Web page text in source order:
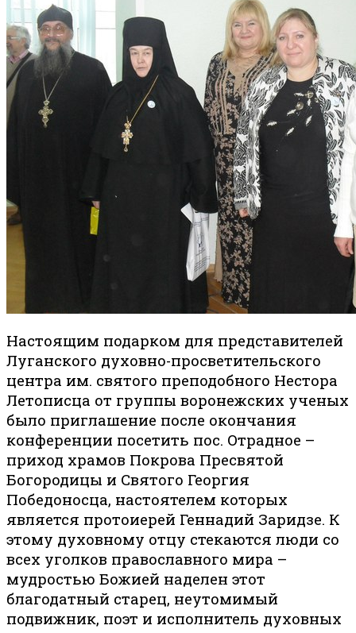
Настоящим подарком для представителей
Луганского духовно-просветительского
центра им. святого преподобного Нестора
Летописца от группы воронежских ученых
было приглашение после окончания
конференции посетить пос. Отрадное –
приход храмов Покрова Пресвятой
Богородицы и Святого Георгия
Победоносца, настоятелем которых
является протоиерей Геннадий Заридзе. К
этому духовному отцу стекаются люди со
всех уголков православного мира –
мудростью Божией наделен этот
благодатный старец, неутомимый
подвижник, поэт и исполнитель духовных